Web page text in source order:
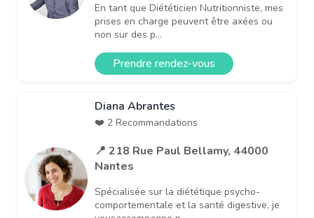
En tant que Diététicien Nutritionniste, mes
prises en charge peuvent être axées ou
non sur des p...
Prendre rendez-vous
Diana Abrantes
❤️ 2 Recommandations
📍 218 Rue Paul Bellamy, 44000
Nantes
Spécialisée sur la diététique psycho-
comportementale et la santé digestive, je